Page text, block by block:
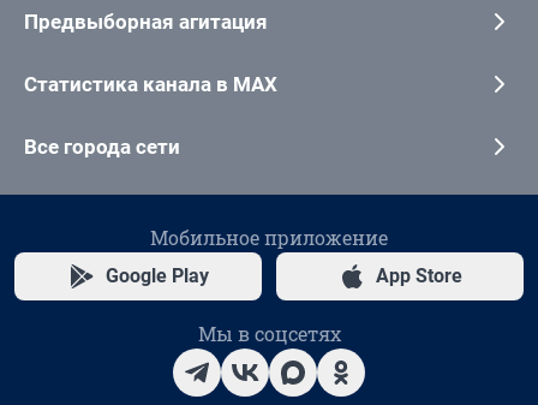
Предвыборная агитация
Статистика канала в MAX
Все города сети
Мобильное приложение
Google Play App Store
Мы в соцсетях